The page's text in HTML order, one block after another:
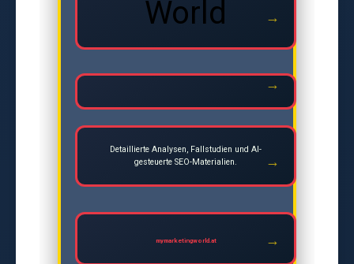
World
Detaillierte Analysen, Fallstudien und AI-
gesteuerte SEO-Materialien.
mymarketingworld.at